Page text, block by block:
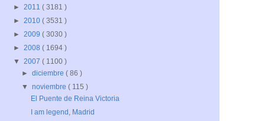
► 2011 ( 3181 )
► 2010 ( 3531 )
► 2009 ( 3030 )
► 2008 ( 1694 )
▼ 2007 ( 1100 )
►diciembre( 86 )
▼noviembre( 115 )
El Puente de Reina Victoria
I am legend, Madrid